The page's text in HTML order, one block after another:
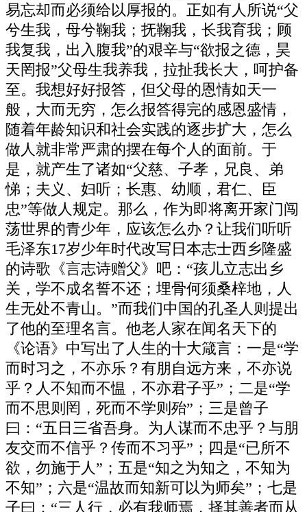
易忘却而必须给以厚报的。正如有人所说“父
兮生我，母兮鞠我；抚鞠我，长我育我；顾
我复我，出入腹我”的艰辛与“欲报之德，昊
天罔报”父母生我养我，拉扯我长大，呵护备
至。我想好好报答，但父母的恩情如天一
般，大而无穷，怎么报答得完的感恩盛情，
随着年龄知识和社会实践的逐步扩大，怎么
做人就非常严肃的摆在每个人的面前。于
是，就产生了诸如“父慈、子孝，兄良、弟
悌；夫义、妇听；长惠、幼顺，君仁、臣
忠”等做人规定。那么，作为即将离开家门闯
荡世界的青少年，应该怎么办？让我们听听
毛泽东17岁少年时代改写日本志士西乡隆盛
的诗歌《言志诗赠父》吧：“孩儿立志出乡
关，学不成名誓不还；埋骨何须桑梓地，人
生无处不青山。”而我们中国的孔圣人则提出
了他的至理名言。他老人家在闻名天下的
《论语》中写出了人生的十大箴言：一是“学
而时习之，不亦乐？有朋自远方来，不亦说
乎？人不知而不愠，不亦君子乎”；二是“学
而不思则罔，死而不学则殆”；三是曾子
曰：“五日三省吾身。为人谋而不忠乎？与朋
友交而不信乎？传而不习乎”；四是“已所不
欲，勿施于人”；五是“知之为知之，不知为
不知”；六是“温故而知新可以为师矣”；七是
子曰：“三人行，必有我师焉，择其善者而从